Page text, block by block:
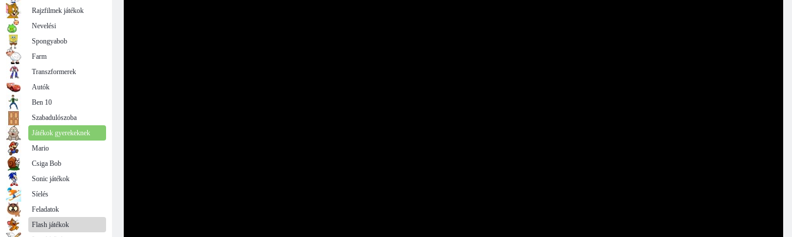
Rajzfilmek játékok
Nevelési
Spongyabob
Farm
Transzformerek
Autók
Ben 10
Szabadulószoba
Játékok gyerekeknek
Mario
Csiga Bob
Sonic játékok
Síelés
Feladatok
Flash játékok